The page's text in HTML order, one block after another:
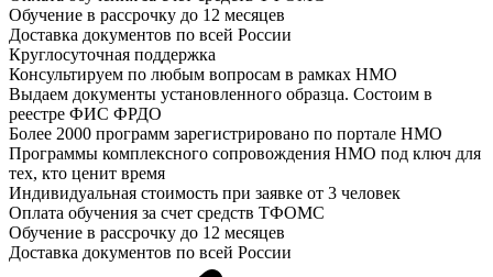
Обучение в рассрочку до 12 месяцев
Доставка документов по всей России
Круглосуточная поддержка
Консультируем по любым вопросам в рамках НМО
Выдаем документы установленного образца. Состоим в
реестре ФИС ФРДО
Более 2000 программ зарегистрировано по портале НМО
Программы комплексного сопровождения НМО под ключ для
тех, кто ценит время
Индивидуальная стоимость при заявке от 3 человек
Оплата обучения за счет средств ТФОМС
Обучение в рассрочку до 12 месяцев
Доставка документов по всей России